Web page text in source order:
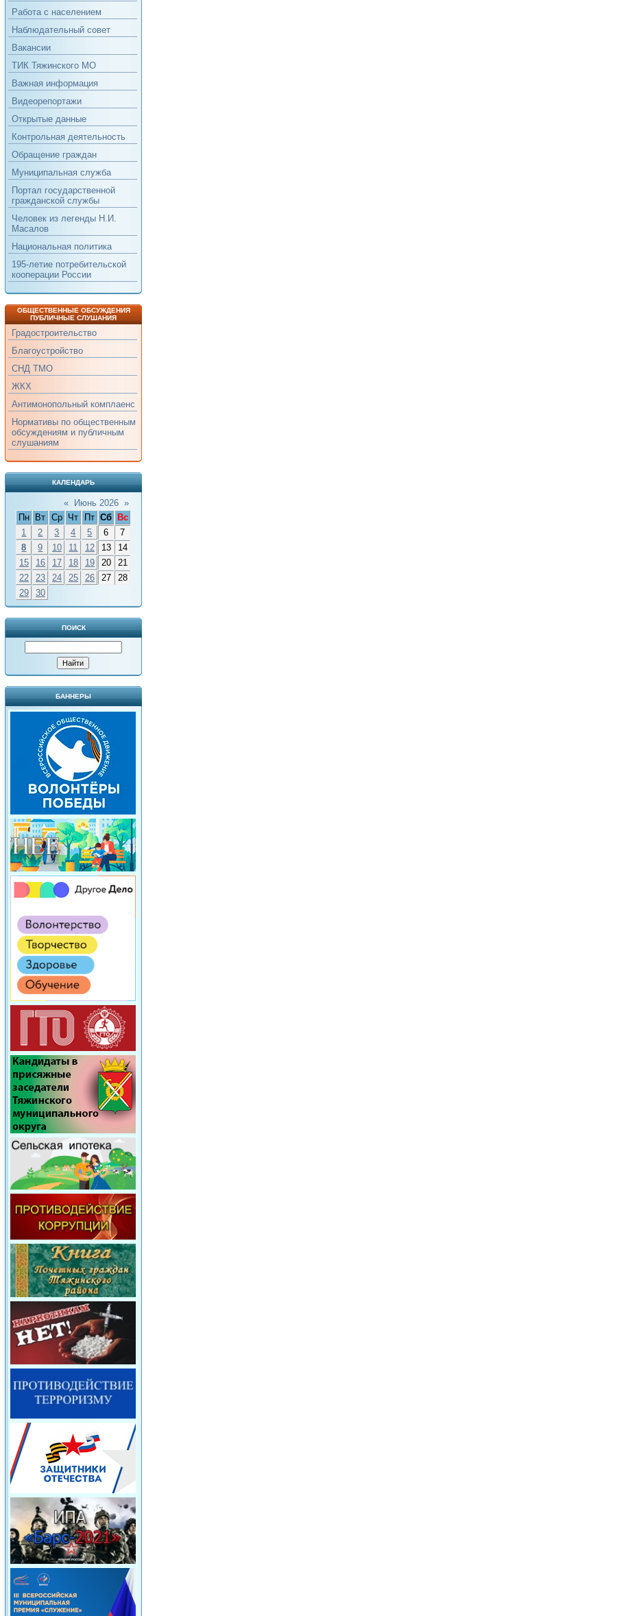
Работа с населением
Наблюдательный совет
Вакансии
ТИК Тяжинского МО
Важная информация
Видеорепортажи
Открытые данные
Контрольная деятельность
Обращение граждан
Муниципальная служба
Портал государственной
гражданской службы
Человек из легенды Н.И.
Масалов
Национальная политика
195-летие потребительской
кооперации России
ОБЩЕСТВЕННЫЕ ОБСУЖДЕНИЯ
ПУБЛИЧНЫЕ СЛУШАНИЯ
Градостроительство
Благоустройство
СНД ТМО
ЖКХ
Антимонопольный комплаенс
Нормативы по общественным
обсуждениям и публичным
слушаниям
КАЛЕНДАРЬ
« Июнь 2026 »
Пн
Вт Ср Чт Пт Сб
Вс
1
2 3 4 5 6
7
8
9 10 11 12 13
14
15
16 17 18 19 20
21
22
23 24 25 26 27
28
29
30
ПОИСК
БАННЕРЫ